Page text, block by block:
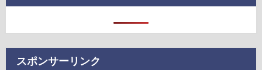
スポンサーリンク